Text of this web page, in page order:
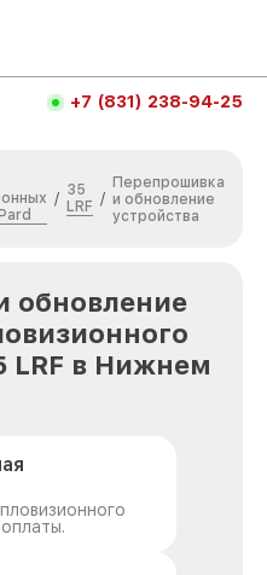
+7 (831) 238-94-25
/
35
LRF /
Перепрошивка
и обновление
устройства
обновление
LRF в Нижнем